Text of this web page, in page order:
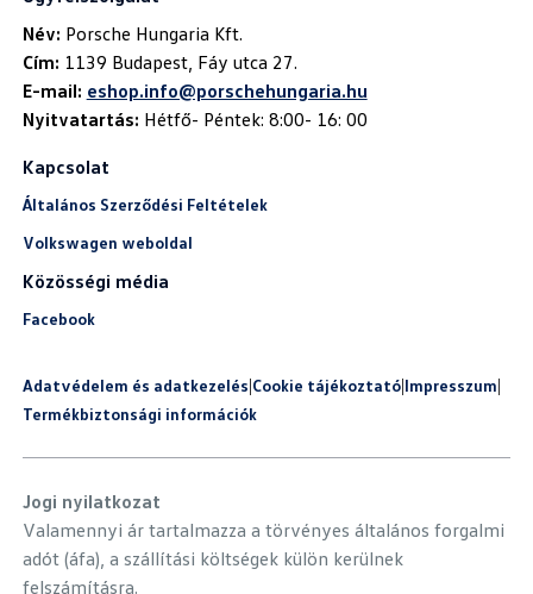
Név:
Cím:
E-mail: eshop.info@porschehungaria.hu
Nyitvatartás: Hétfő- Péntek: 8:00- 16: 00
Kapcsolat
Általános Szerződési Feltételek
Volkswagen weboldal
Közösségi média
Facebook
Adatvédelem és adatkezelés|Cookie tájékoztató|Impresszum|
Termékbiztonsági információk
Jogi nyilatkozat
Valamennyi ár tartalmazza a törvényes általános forgalmi
adót (áfa), a szállítási költségek külön kerülnek
felszámításra.